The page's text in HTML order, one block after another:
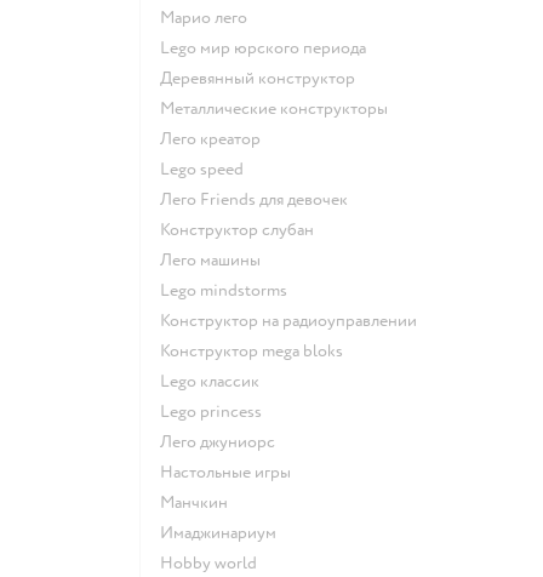
Марио лего
Lego мир юрского периода
Деревянный конструктор
Металлические конструкторы
Лего креатор
Lego speed
Лего Friends для девочек
Конструктор слубан
Лего машины
Lego mindstorms
Конструктор на радиоуправлении
Конструктор mega bloks
Lego классик
Lego princess
Лего джуниорс
Настольные игры
Манчкин
Имаджинариум
Hobby world